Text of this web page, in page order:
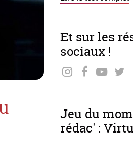
Et sur les
sociaux !
Jeu du
rédac' :